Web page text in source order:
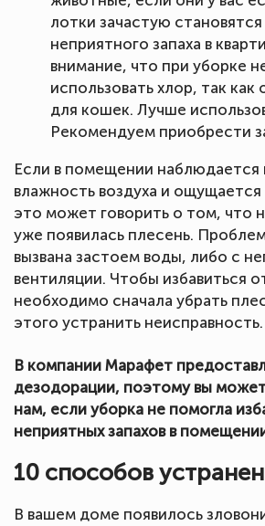
лотки зачастую
неприятного запаха в
внимание, что при уборке
использовать хлор, так как
для кошек. Лучше
Рекомендуем приобрести
Если в помещении наблюдается
влажность воздуха и ощущается
это может говорить о том, что
уже появилась плесень.
вызвана застоем воды, либо с
вентиляции. Чтобы избавиться
необходимо сначала убрать
этого устранить неисправность.
В компании Марафет
дезодорации, поэтому вы
нам, если уборка не помогла
неприятных запахов в
10 способов
В вашем доме появилось